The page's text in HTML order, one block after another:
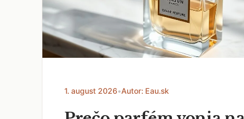
1. august 2026•Autor: Eau.sk